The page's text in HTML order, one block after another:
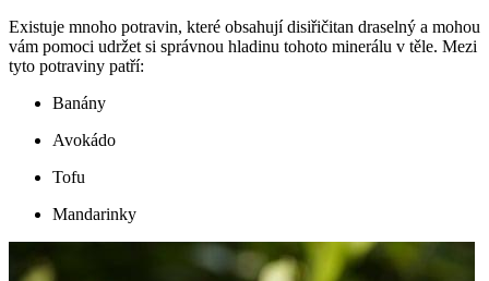
Existuje mnoho potravin, které obsahují disiřičitan draselný a mohou
vám pomoci udržet si správnou hladinu tohoto minerálu v těle. Mezi
tyto potraviny patří:
Banány
Avokádo
Tofu
Mandarinky